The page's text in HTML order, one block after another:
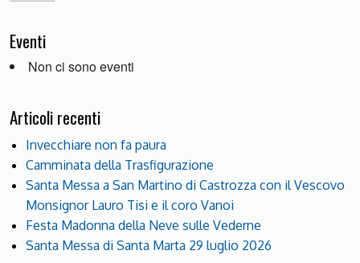
Eventi
Non ci sono eventi
Articoli recenti
Invecchiare non fa paura
Camminata della Trasfigurazione
Santa Messa a San Martino di Castrozza con il Vescovo
Monsignor Lauro Tisi e il coro Vanoi
Festa Madonna della Neve sulle Vederne
Santa Messa di Santa Marta 29 luglio 2026